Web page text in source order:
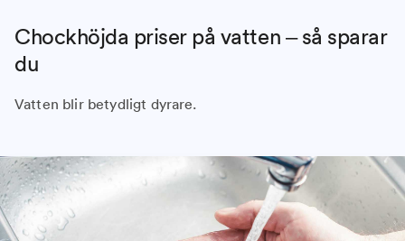
Chockhöjda priser på vatten – så sparar
du
Vatten blir betydligt dyrare.